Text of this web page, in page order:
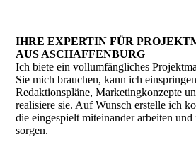
IHRE EXPERTIN FÜR
AUS ASCHAFFENBURG
Ich biete ein vollumfängliches
Sie mich brauchen, kann ich
Redaktionspläne, Marketingkonzepte
realisiere sie. Auf Wunsch erstelle ich
die eingespielt miteinander arbeiten
sorgen.